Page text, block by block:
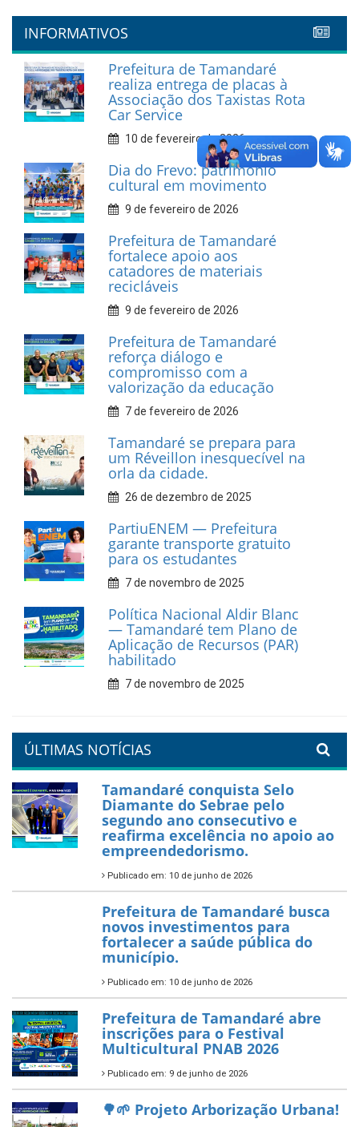
INFORMATIVOS
Prefeitura de Tamandaré
realiza entrega de placas à
Associação dos Taxistas Rota
Car Service
10 de fevereiro de 2026
Dia do Frevo: patrimônio
cultural em movimento
9 de fevereiro de 2026
Prefeitura de Tamandaré
fortalece apoio aos
catadores de materiais
recicláveis
9 de fevereiro de 2026
Prefeitura de Tamandaré
reforça diálogo e
compromisso com a
valorização da educação
7 de fevereiro de 2026
orla da cidade.
PartiuENEM — Prefeitura
garante transporte gratuito
para os estudantes
7 de novembro de 2025
Política Nacional Aldir Blanc
— Tamandaré tem Plano de
Aplicação de Recursos (PAR)
habilitado
7 de novembro de 2025
ÚLTIMAS NOTÍCIAS
Tamandaré conquista Selo
Diamante do Sebrae pelo
segundo ano consecutivo e
reafirma excelência no apoio ao
empreendedorismo.